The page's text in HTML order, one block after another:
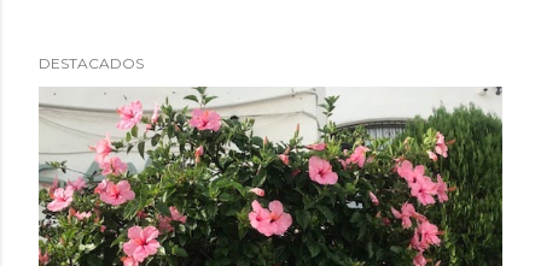
DESTACADOS